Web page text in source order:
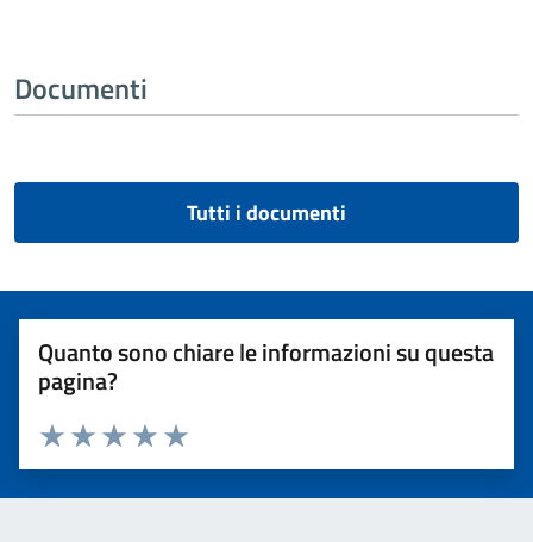
Documenti
Tutti i documenti
Quanto sono chiare le informazioni su questa
pagina?
Valuta 5 stelle su 5
Valuta 4 stelle su 5
Valuta 3 stelle su 5
Valuta 2 stelle su 5
Valuta 1 stelle su 5